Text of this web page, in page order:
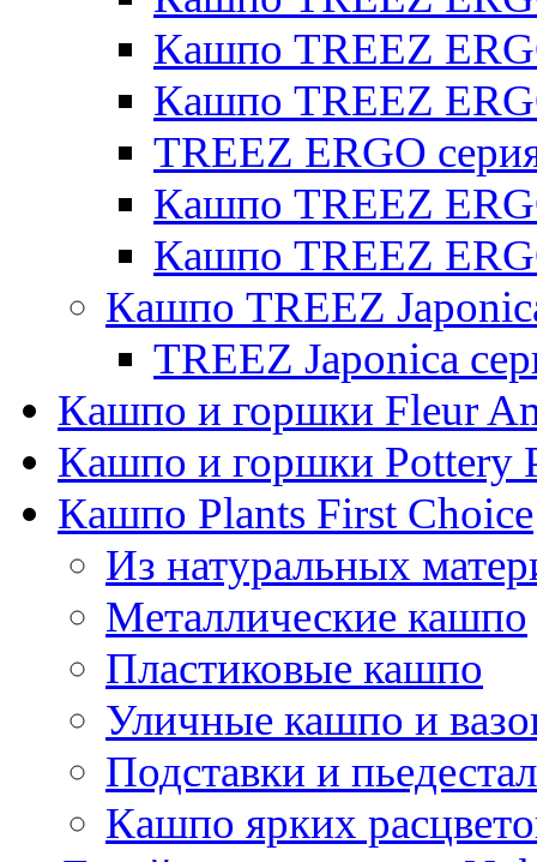
Кашпо TREEZ
Кашпо TREEZ
TREEZ ERGO
Кашпо TREEZ
Кашпо TREEZ
Кашпо TREEZ
TREEZ Japonica
Кашпо и горшки Fleur
Кашпо и горшки Pottery
Кашпо Plants First Choice
Из натуральных
Металлические кашпо
Пластиковые кашпо
Уличные кашпо и
Подставки и
Кашпо ярких